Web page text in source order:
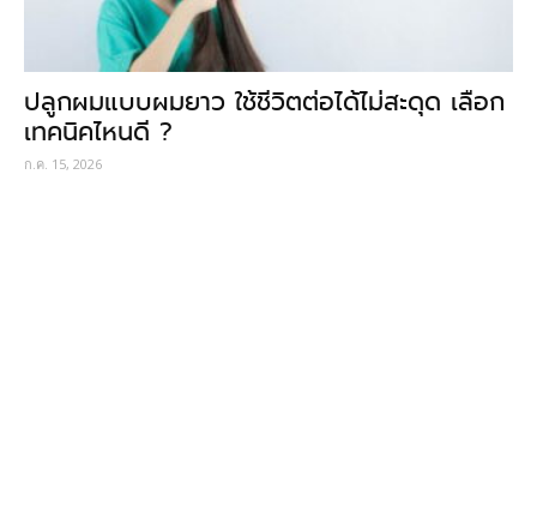
ปลูกผมแบบผมยาว ใช้ชีวิตต่อได้ไม่สะดุด เลือก
เทคนิคไหนดี ?
ก.ค. 15, 2026